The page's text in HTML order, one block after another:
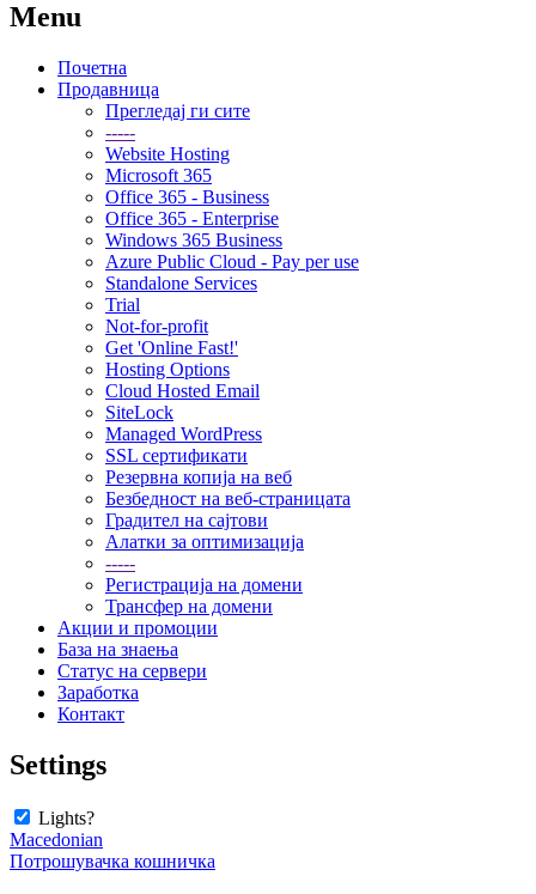
Menu
Почетна
Продавница
Прегледај ги сите
-----
Website Hosting
Microsoft 365
Office 365 - Business
Office 365 - Enterprise
Windows 365 Business
Azure Public Cloud - Pay per use
Standalone Services
Trial
Not-for-profit
Get 'Online Fast!'
Hosting Options
Cloud Hosted Email
SiteLock
Managed WordPress
SSL сертификати
Резервна копија на веб
Безбедност на веб-страницата
Градител на сајтови
Алатки за оптимизација
-----
Регистрација на домени
Трансфер на домени
Акции и промоции
База на знаења
Статус на сервери
Заработка
Контакт
Settings
Lights?
Macedonian
Потрошувачка кошничка